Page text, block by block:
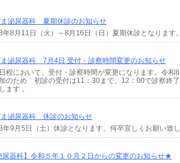
泌尿器科 夏期休診のお知らせ
年8月11日（火）～8月16日（日）夏期休診となります
泌尿器科 7月4日 受付・診察時間変更のお知らせ
程において、受付・診察時間が変更になります。令和
のため 初診の受付は11：30まで、12：00で診察終
ます 。
泌尿器科 休診のお知らせ
9月5日（土）休診となります。何卒宜しくお願い致
器科】令和５年１０月２日からの変更のお知らせ★